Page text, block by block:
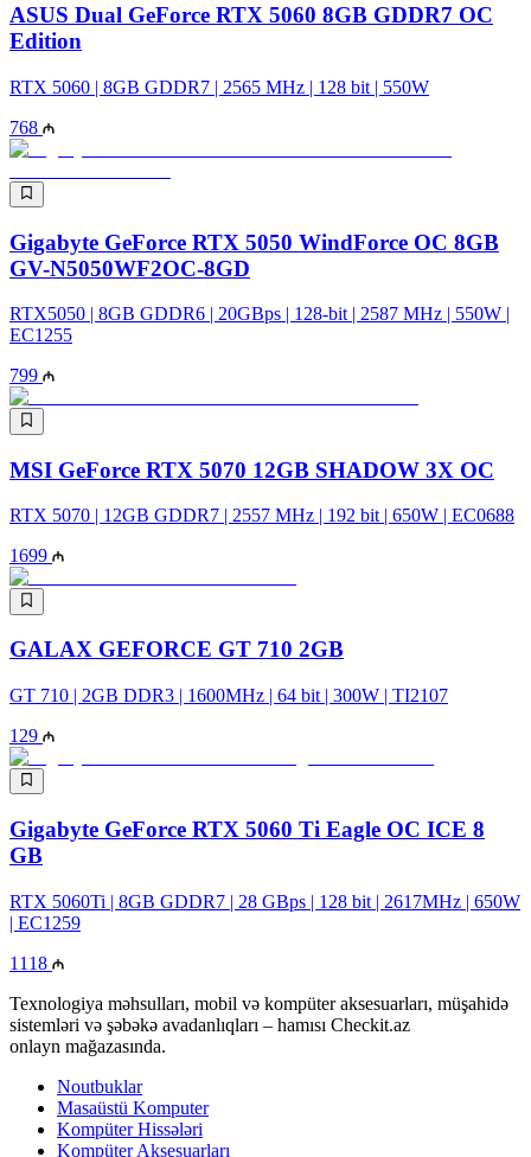
ASUS Dual GeForce RTX 5060 8GB GDDR7 OC
Edition
RTX 5060 | 8GB GDDR7 | 2565 MHz | 128 bit | 550W
768
Gigabyte GeForce RTX 5050 WindForce OC 8GB
GV-N5050WF2OC-8GD
RTX5050 | 8GB GDDR6 | 20GBps | 128-bit | 2587 MHz | 550W |
EC1255
799
MSI GeForce RTX 5070 12GB SHADOW 3X OC
RTX 5070 | 12GB GDDR7 | 2557 MHz | 192 bit | 650W | EC0688
1699
GALAX GEFORCE GT 710 2GB
GT 710 | 2GB DDR3 | 1600MHz | 64 bit | 300W | TI2107
129
Gigabyte GeForce RTX 5060 Ti Eagle OC ICE 8
GB
RTX 5060Ti | 8GB GDDR7 | 28 GBps | 128 bit | 2617MHz | 650W
| EC1259
1118
Texnologiya məhsulları, mobil və kompüter aksesuarları, müşahidə
sistemləri və şəbəkə avadanlıqları – hamısı Checkit.az
onlayn mağazasında.
Noutbuklar
Masaüstü Komputer
Kompüter Hissələri
Kompüter Aksesuarları